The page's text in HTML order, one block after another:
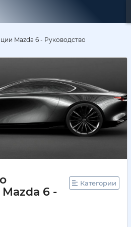
Mazda 6 - Руководство
6 -
Категории